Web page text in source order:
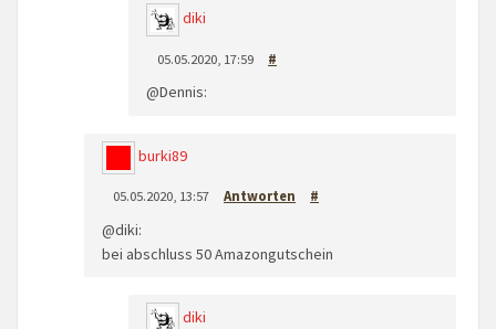
diki
05.05.2020, 17:59 #
@Dennis:
burki89
05.05.2020, 13:57 Antworten #
@diki:
bei abschluss 50 Amazongutschein
diki